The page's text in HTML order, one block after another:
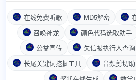
在线免费听歌 MD5解密
召唤神龙
颜色代码选取助手
公益宣传
失信被执行人查
长尾关键词挖掘工具
音频剪切